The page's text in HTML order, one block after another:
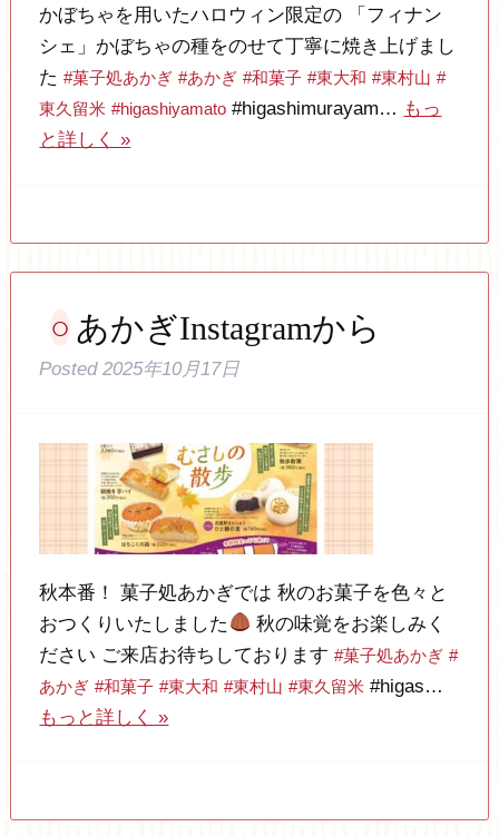
かぼちゃを用いたハロウィン限定の 「フィナン
シェ」かぼちゃの種をのせて丁寧に焼き上げまし
た#菓子処あかぎ #あかぎ #和菓子 #東大和 #東村山 #
東久留米 #higashiyamato #higashimurayam… もっ
と詳しく »
あかぎInstagramから
Posted2025年10月17日
秋本番！ 菓子処あかぎでは 秋のお菓子を色々と
おつくりいたしました
秋の味覚をお楽しみく
ださい ご来店お待ちしております#菓子処あかぎ #
あかぎ #和菓子 #東大和 #東村山 #東久留米 #higas…
もっと詳しく »